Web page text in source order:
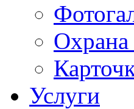
Охрана
Услуги